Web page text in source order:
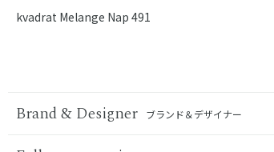
kvadrat Melange Nap 491
Brand & Designer ブランド＆デザイナー